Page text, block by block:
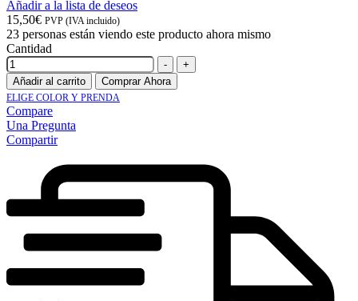
Añadir a la lista de deseos
15,50€ PVP (IVA incluido)
23 personas están viendo este producto ahora mismo
Cantidad
-
+
Añadir al carrito
Comprar Ahora
ELIGE COLOR Y PRENDA
Compare
Una Pregunta
Compartir